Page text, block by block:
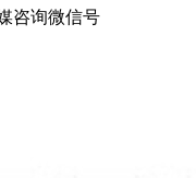
咨询微信号